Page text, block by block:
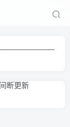
🔥🔥————————
断更新